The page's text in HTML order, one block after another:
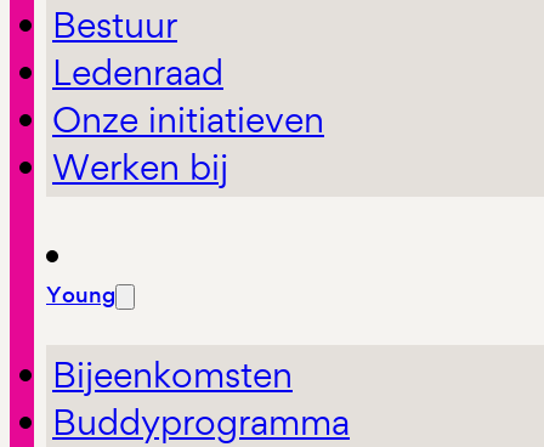
Bestuur
Ledenraad
Onze initiatieven
Werken bij
Young
Bijeenkomsten
Buddyprogramma